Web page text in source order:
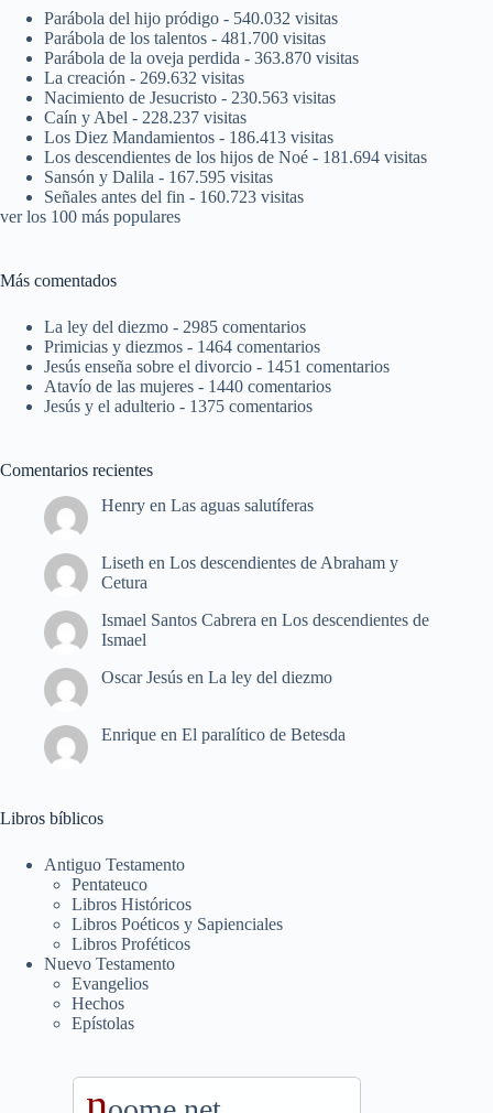
Parábola del hijo pródigo - 540.032 visitas
Parábola de los talentos - 481.700 visitas
Parábola de la oveja perdida - 363.870 visitas
La creación - 269.632 visitas
Nacimiento de Jesucristo - 230.563 visitas
Caín y Abel - 228.237 visitas
Los Diez Mandamientos - 186.413 visitas
Los descendientes de los hijos de Noé - 181.694 visitas
Sansón y Dalila - 167.595 visitas
Señales antes del fin - 160.723 visitas
ver los 100 más populares
Más comentados
La ley del diezmo - 2985 comentarios
Primicias y diezmos - 1464 comentarios
Jesús enseña sobre el divorcio - 1451 comentarios
Atavío de las mujeres - 1440 comentarios
Jesús y el adulterio - 1375 comentarios
Comentarios recientes
Henry en Las aguas salutíferas
Liseth en Los descendientes de Abraham y
Cetura
Ismael Santos Cabrera en Los descendientes de
Ismael
Oscar Jesús en La ley del diezmo
Enrique en El paralítico de Betesda
Libros bíblicos
Antiguo Testamento
Pentateuco
Libros Históricos
Libros Poéticos y Sapienciales
Libros Proféticos
Nuevo Testamento
Evangelios
Hechos
Epístolas